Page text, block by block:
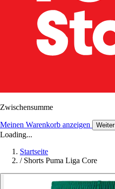
Zwischensumme
Meinen Warenkorb anzeigen
Loading...
Startseite
/ Shorts Puma Liga Core